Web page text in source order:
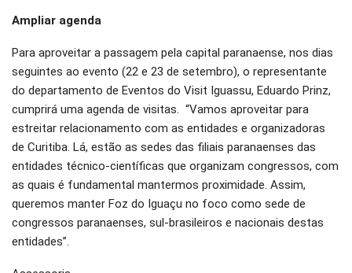
Ampliar agenda
Para aproveitar a passagem pela capital paranaense, nos dias
seguintes ao evento (22 e 23 de setembro), o representante
do departamento de Eventos do Visit Iguassu, Eduardo Prinz,
cumprirá uma agenda de visitas. “Vamos aproveitar para
estreitar relacionamento com as entidades e organizadoras
de Curitiba. Lá, estão as sedes das filiais paranaenses das
entidades técnico-científicas que organizam congressos, com
as quais é fundamental mantermos proximidade. Assim,
queremos manter Foz do Iguaçu no foco como sede de
congressos paranaenses, sul-brasileiros e nacionais destas
entidades”.